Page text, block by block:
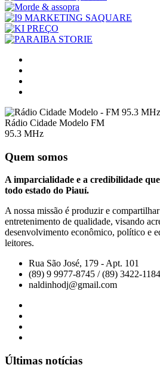
Rádio Cidade Modelo FM
95.3 MHz
Quem somos
A imparcialidade e a credibilidade
todo estado do Piauí.
A nossa missão é produzir e
entretenimento de qualidade, visando
desenvolvimento econômico, político e
leitores.
Rua São José, 179 - Apt. 101
(89) 9 9977-8745 / (89) 3422-1184
naldinhodj@gmail.com
Últimas notícias